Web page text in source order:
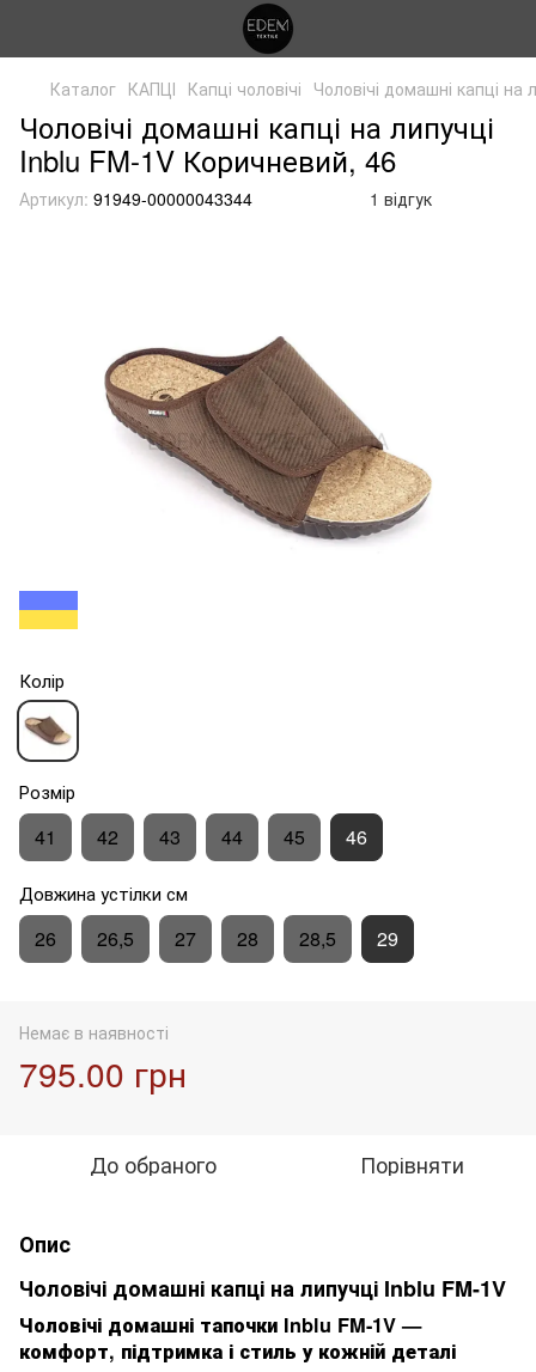
Каталог КАПЦІ Капці чоловічі Чоловічі домашні капці на
Чоловічі домашні капці на липучці
Inblu FM-1V Коричневий, 46
Артикул: 91949-00000043344 1 відгук
Колір
Розмір
41 42 43 44 45 46
Довжина устілки см
26 26,5 27 28 28,5 29
Немає в наявності
795.00 грн
До обраного Порівняти
Опис
Чоловічі домашні капці на липучці Inblu FM-1V
Чоловічі домашні тапочки Inblu FM-1V —
комфорт, підтримка і стиль у кожній деталі